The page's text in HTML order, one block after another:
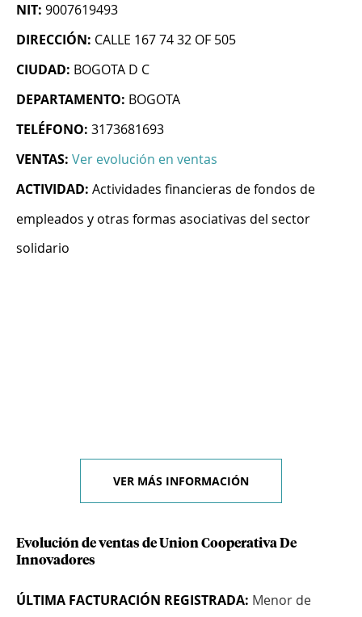
NIT: 9007619493
DIRECCIÓN: CALLE 167 74 32 OF 505
CIUDAD: BOGOTA D C
DEPARTAMENTO: BOGOTA
TELÉFONO: 3173681693
VENTAS: Ver evolución en ventas
ACTIVIDAD: Actividades financieras de fondos de
empleados y otras formas asociativas del sector
solidario
VER MÁS INFORMACIÓN
Evolución de ventas de Union Cooperativa De
Innovadores
ÚLTIMA FACTURACIÓN REGISTRADA: Menor de